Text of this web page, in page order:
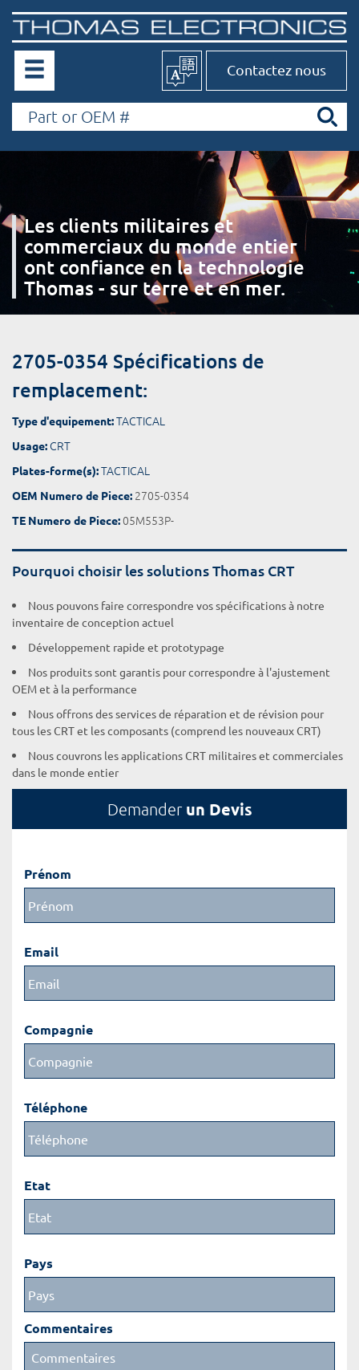
Contactez nous
Les clients militaires et
commerciaux du monde entier
ont confiance en la technologie
Thomas - sur terre et en mer.
2705-0354 Spécifications de
remplacement:
Type d'equipement:TACTICAL
Usage: CRT
Plates-forme(s):TACTICAL
OEM Numero de Piece: 2705-0354
TE Numero de Piece:05M553P-
Pourquoi choisir les solutions Thomas CRT
Nous pouvons faire correspondre vos spécifications à notre
inventaire de conception actuel
Développement rapide et prototypage
Nos produits sont garantis pour correspondre à l'ajustement
OEM et à la performance
Nous offrons des services de réparation et de révision pour
tous les CRT et les composants (comprend les nouveaux CRT)
Nous couvrons les applications CRT militaires et commerciales
dans le monde entier
Demander un Devis
Prénom
Email
Compagnie
Téléphone
Etat
Pays
Commentaires